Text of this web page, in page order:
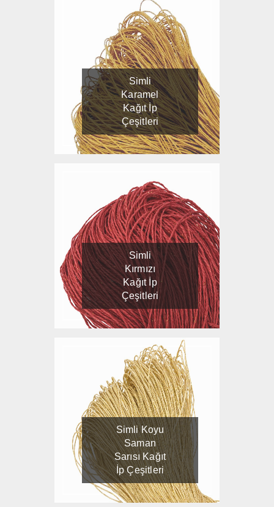
Simli
Karamel
Kağıt İp
Çeşitleri
Simli
Kırmızı
Kağıt İp
Çeşitleri
Simli Koyu
Saman
Sarısı Kağıt
İp Çeşitleri